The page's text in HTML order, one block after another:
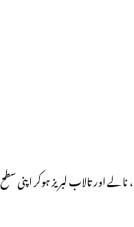
اور تالاب لبریز ہوکر اپنی سطح